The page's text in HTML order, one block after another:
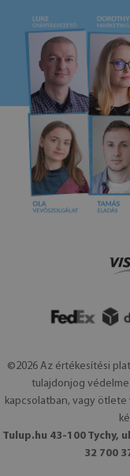
©2026 Az értékesítési
tulajdonjog
kapcsolatban, vagy
Tulup.hu 43-100 Tychy,
32 700